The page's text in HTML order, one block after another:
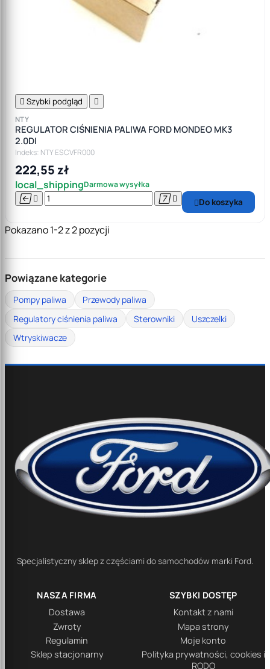
 Szybki podgląd 
NTY
REGULATOR CIŚNIENIA PALIWA FORD MONDEO MK3
2.0DI
Indeks: NTY ESCVFR000
222,55 zł
local_shippingDarmowa wysyłka
    Do koszyka
Pokazano 1-2 z 2 pozycji
Powiązane kategorie
Pompy paliwa
Przewody paliwa
Regulatory ciśnienia paliwa
Sterowniki
Uszczelki
Wtryskiwacze
Specjalistyczny sklep z częściami do samochodów marki Ford.
NASZA FIRMA
Dostawa
Zwroty
Regulamin
Sklep stacjonarny
SZYBKI DOSTĘP
Kontakt z nami
Mapa strony
Moje konto
Polityka prywatności, cookies i
RODO